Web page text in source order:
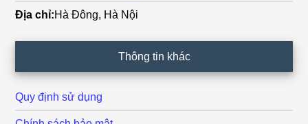
Địa chỉ:Hà Đông, Hà Nội
Thông tin khác
Quy định sử dụng